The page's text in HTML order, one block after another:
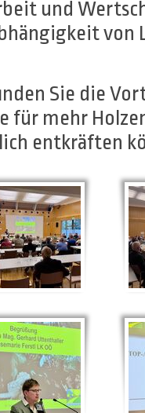
und
von
Sie die
für mehr
entkräften